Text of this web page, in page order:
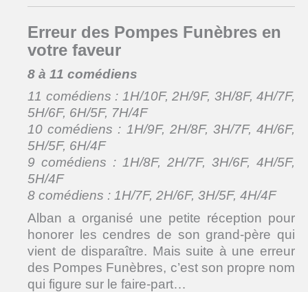
Erreur des Pompes Funèbres en
votre faveur
8 à 11 comédiens
11 comédiens : 1H/10F, 2H/9F, 3H/8F, 4H/7F,
5H/6F, 6H/5F, 7H/4F
10 comédiens : 1H/9F, 2H/8F, 3H/7F, 4H/6F,
5H/5F, 6H/4F
9 comédiens : 1H/8F, 2H/7F, 3H/6F, 4H/5F,
5H/4F
8 comédiens : 1H/7F, 2H/6F, 3H/5F, 4H/4F
Alban a organisé une petite réception pour
honorer les cendres de son grand-père qui
vient de disparaître. Mais suite à une erreur
des Pompes Funèbres, c’est son propre nom
qui figure sur le faire-part…